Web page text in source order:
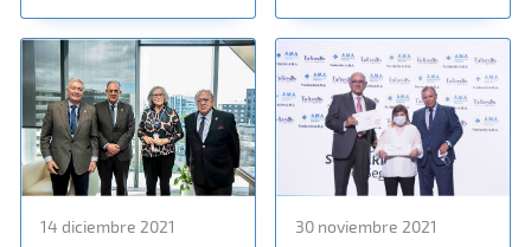
14 diciembre 2021 30 noviembre 2021